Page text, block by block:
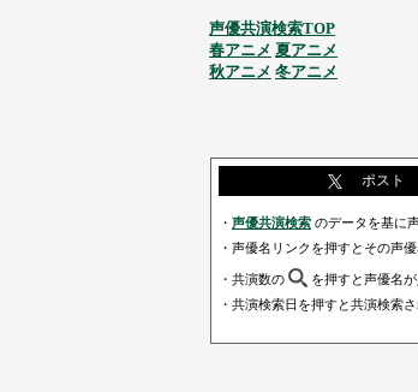
声優共演検索TOP
春アニメ 夏アニメ
秋アニメ 冬アニメ
ポスト
・ 声優共演検索のデータを基に
・声優名リンクを押すとその声
・共演数の を押すと声優名
・共演検索日を押すと共演検索